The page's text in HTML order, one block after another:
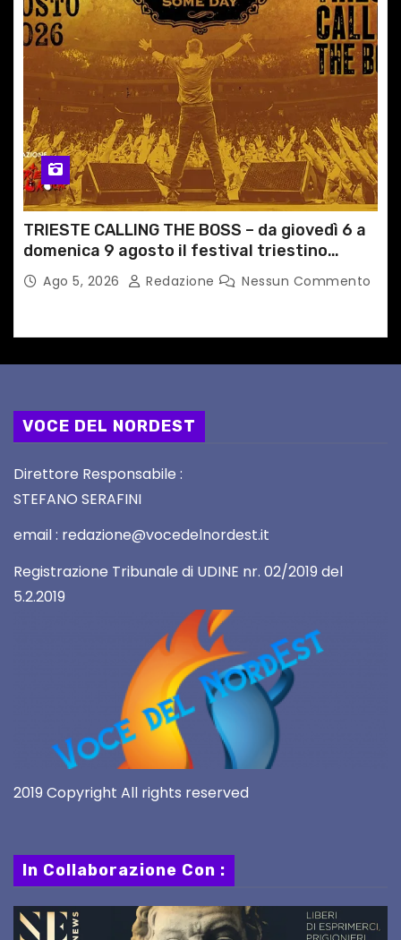
TRIESTE CALLING THE BOSS – da giovedì 6 a
domenica 9 agosto il festival triestino
dedicato a Springsteen
Ago 5, 2026 Redazione Nessun Commento
VOCE DEL NORDEST
Direttore Responsabile :
STEFANO SERAFINI
email : redazione@vocedelnordest.it
Registrazione Tribunale di UDINE nr. 02/2019 del
5.2.2019
2019 Copyright All rights reserved
In Collaborazione Con :